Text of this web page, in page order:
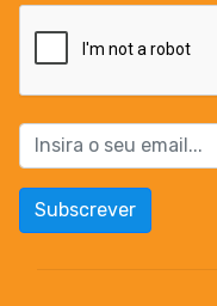
Subscrever